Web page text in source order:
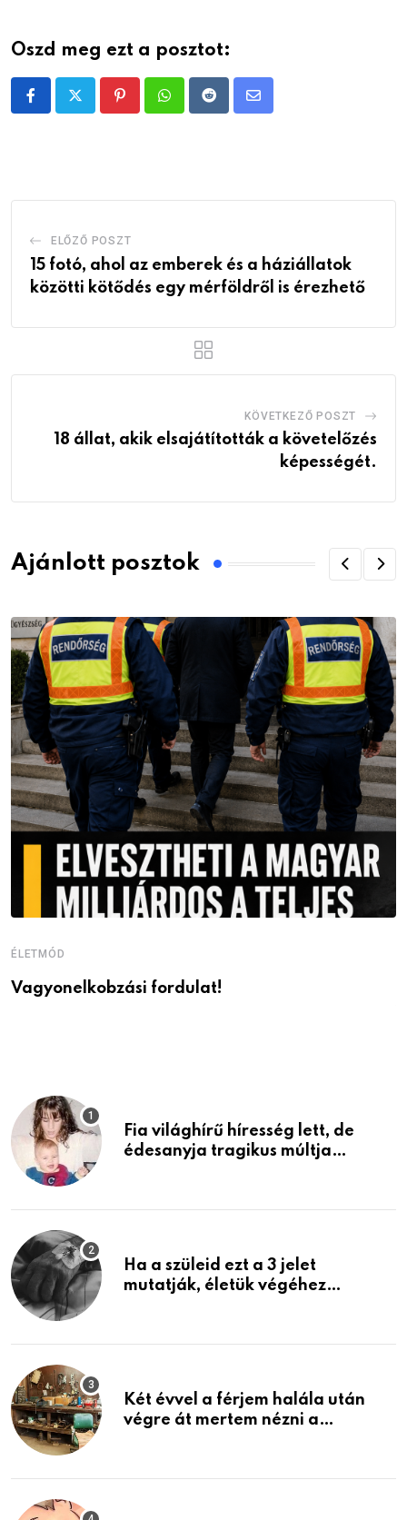
Oszd meg ezt a posztot:
PinterestWhatsappRedditShare
ELŐZŐ POSZT
15 fotó, ahol az emberek és a háziállatok
közötti kötődés egy mérföldről is érezhető
KÖVETKEZŐ POSZT
18 állat, akik elsajátították a követelőzés
képességét.
Ajánlott posztok
ÉLETMÓD
Vagyonelkobzási fordulat!
Fia világhírű híresség lett, de
édesanyja tragikus múltja
Ha a szüleid ezt a 3 jelet
mutatják, életük végéhez
Két évvel a férjem halála után
végre át mertem nézni a
életemet